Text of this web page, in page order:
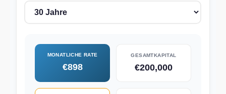
MONATLICHE RATE
€898
GESAMTKAPITAL
€200,000